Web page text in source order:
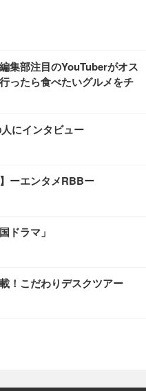
集部注目のYouTuberがオス
ったら食べたいグルメをチ
にインタビュー
ーエンタメRBBー
ドラマ」
！こだわりデスクツアー